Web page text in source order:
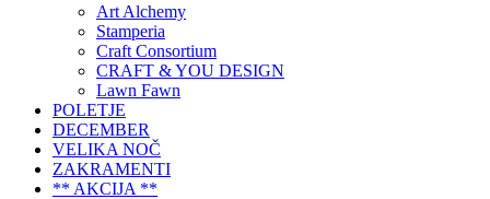
Art Alchemy
Stamperia
Craft Consortium
CRAFT & YOU DESIGN
Lawn Fawn
POLETJE
DECEMBER
VELIKA NOČ
ZAKRAMENTI
** AKCIJA **